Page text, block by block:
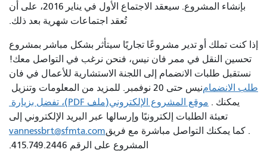
بإنشاء المشروع. سيعقد الاجتماع الأول في يناير 2016، على أن
تُعقد اجتماعات شهرية بعد ذلك.
إذا كنت تملك أو تدير مشروعًا تجاريًا سيتأثر بشكل مباشر بمشروع
تحسين النقل في ممر فان نيس، فنحن نرغب في التواصل معك!
نستقبل طلبات الانضمام إلى اللجنة الاستشارية للأعمال في فان
نيس حتى 20 نوفمبر. للمزيد من المعلومات وتنزيلطلب الانضمام
(ملف PDF)، تفضل بزيارةموقع المشروع الإلكتروني . يمكنك
تعبئة الطلبات إلكترونيًا وإرسالها عبر البريد الإلكتروني إلى
vannessbrt@sfmta.com. كما يمكنك التواصل مباشرة مع فريق
المشروع على الرقم 415.749.2446.